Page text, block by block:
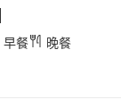
早餐 晚餐